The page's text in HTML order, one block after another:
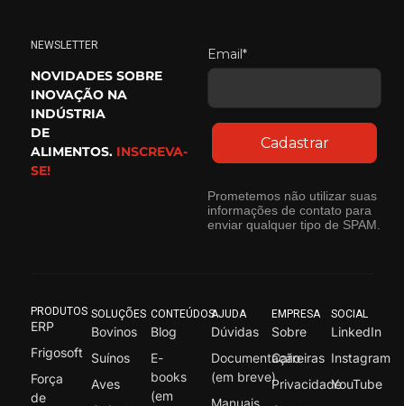
NEWSLETTER
NOVIDADES SOBRE
INOVAÇÃO NA
INDÚSTRIA
DE
ALIMENTOS. INSCREVA-
SE!
Email*
Cadastrar
Prometemos não utilizar suas
informações de contato para
enviar qualquer tipo de SPAM.
PRODUTOS
ERP
Frigosoft
Força
de
SOLUÇÕES
Bovinos
Suínos
Aves
CONTEÚDOS
Blog
E-
books
(em
AJUDA
Dúvidas
Documentação
(em breve)
Manuais
EMPRESA
Sobre
Carreiras
Privacidade
SOCIAL
LinkedIn
Instagram
YouTube